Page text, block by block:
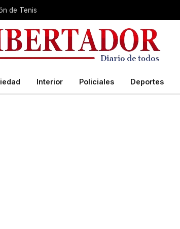
de Tenis
Interior Policiales Deportes